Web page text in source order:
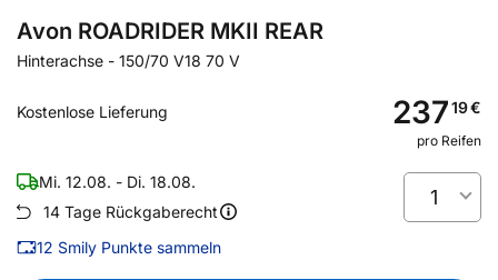
Avon ROADRIDER MKII REAR
Hinterachse - 150/70 V18 70 V
Kostenlose Lieferung 23719€
pro Reifen
Mi. 12.08. - Di. 18.08.
14 Tage Rückgaberecht
12 Smily Punkte sammeln
1